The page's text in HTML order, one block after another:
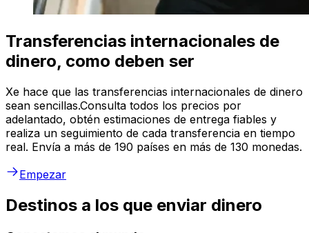
Transferencias internacionales de
dinero, como deben ser
Xe hace que las transferencias internacionales de dinero
sean sencillas.Consulta todos los precios por
adelantado, obtén estimaciones de entrega fiables y
realiza un seguimiento de cada transferencia en tiempo
real. Envía a más de 190 países en más de 130 monedas.
Empezar
Destinos a los que enviar dinero